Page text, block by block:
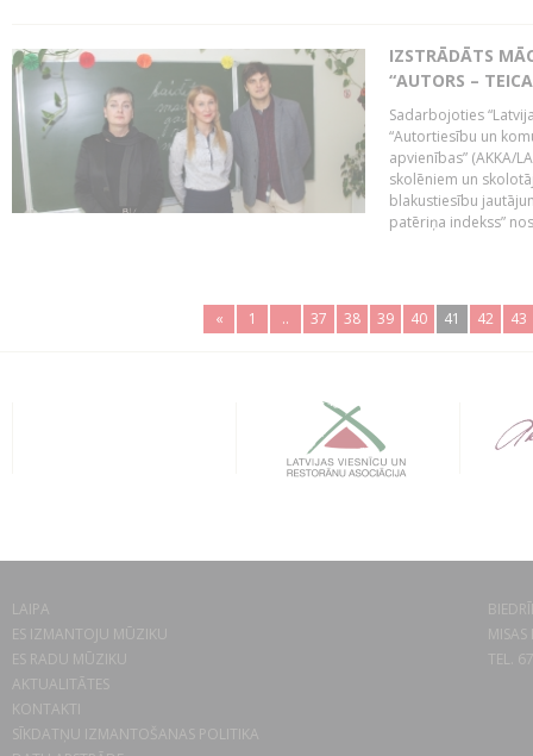
IZSTRĀDĀTS
“AUTORS –
Sadarbojoties
“Autortiesību un
apvienības” (AKKA/
skolēniem un
blakustiesību
patēriņa indekss”
« 1 .. 37 38 39 40 41 42 43
LAIPA
ES IZMANTOJU MŪZIKU
ES RADU MŪZIKU
AKTUALITĀTES
KONTAKTI
SĪKDATŅU IZMANTOŠANAS POLITIKA
TEL.